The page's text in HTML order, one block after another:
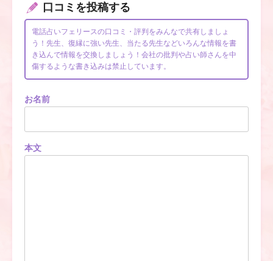
口コミを投稿する
電話占いフェリースの口コミ・評判をみんなで共有しましょ
う！先生、復縁に強い先生、当たる先生などいろんな情報を書
き込んで情報を交換しましょう！会社の批判や占い師さんを中
傷するような書き込みは禁止しています。
お名前
本文